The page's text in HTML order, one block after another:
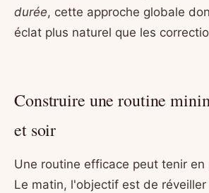
durée, cette approche globale
éclat plus naturel que les
Construire une routine
et soir
Une routine efficace peut tenir en
Le matin, l'objectif est de réveiller